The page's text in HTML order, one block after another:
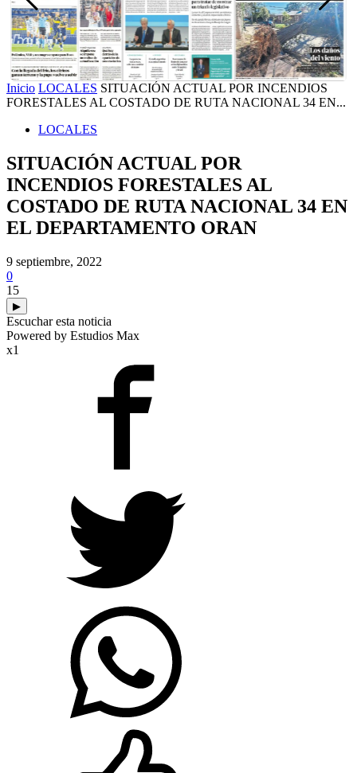
Inicio LOCALES SITUACIÓN ACTUAL POR INCENDIOS
FORESTALES AL COSTADO DE RUTA NACIONAL 34 EN...
LOCALES
SITUACIÓN ACTUAL POR
INCENDIOS FORESTALES AL
COSTADO DE RUTA NACIONAL 34 EN
EL DEPARTAMENTO ORAN
9 septiembre, 2022
0
15
▶
Escuchar esta noticia
Powered by Estudios Max
x1